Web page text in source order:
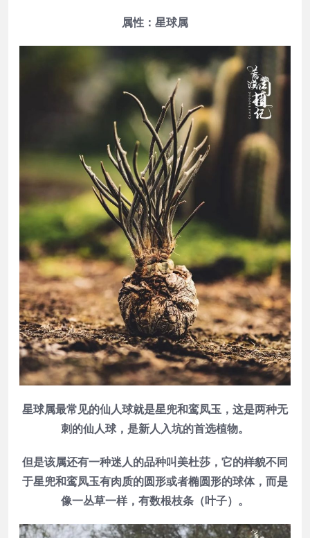
属性：星球属
星球属最常见的仙人球就是星兜和鸾凤玉 ，这是两种无
刺的仙人球，是新人入坑的首选植物。
但是该属还有一种迷人的品种叫美杜莎，它的样貌不同
于星兜和鸾凤玉有肉质的圆形或者椭圆形的球体，而是
像一丛草一样，有数根枝条（叶子）。